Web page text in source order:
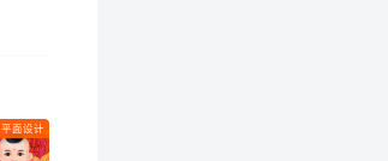
平面设计